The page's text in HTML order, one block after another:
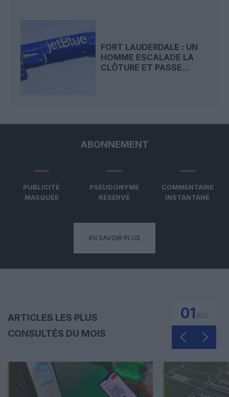
FORT LAUDERDALE : UN
HOMME ESCALADE LA
CLÔTURE ET PASSE...
ABONNEMENT
PUBLICITÉ
MASQUÉE
PSEUDONYME
RÉSERVÉ
COMMENTAIRE
INSTANTANÉ
EN SAVOIR PLUS
ARTICLES LES PLUS
CONSULTÉS DU MOIS
01